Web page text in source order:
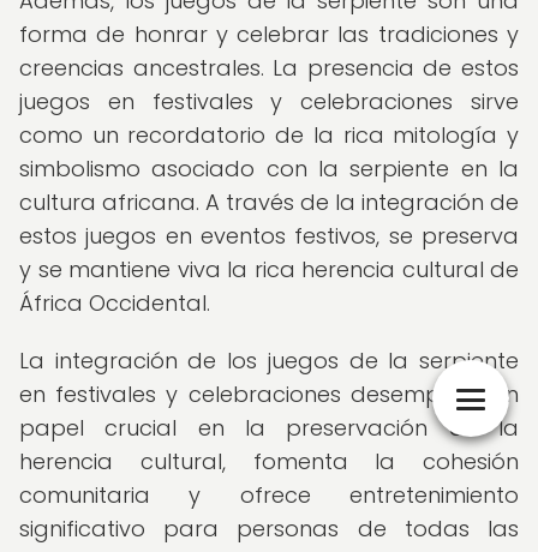
forma de honrar y celebrar las tradiciones y
creencias ancestrales. La presencia de estos
juegos en festivales y celebraciones sirve
como un recordatorio de la rica mitología y
simbolismo asociado con la serpiente en la
cultura africana. A través de la integración de
estos juegos en eventos festivos, se preserva
y se mantiene viva la rica herencia cultural de
África Occidental.
La integración de los juegos de la serpiente
en festivales y celebraciones desempeña un
papel crucial en la preservación de la
herencia cultural, fomenta la cohesión
comunitaria y ofrece entretenimiento
significativo para personas de todas las